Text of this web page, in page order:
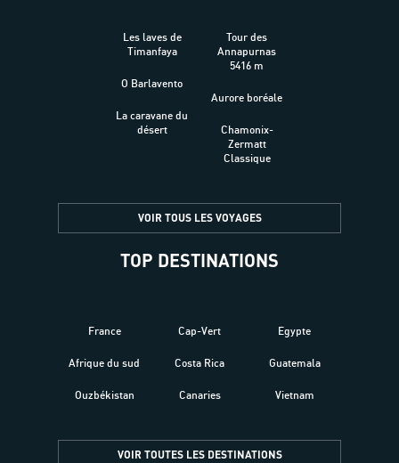
Les laves de
Timanfaya
O Barlavento
La caravane du
désert
Tour des
Annapurnas
5416 m
Aurore boréale
Chamonix-
Zermatt
Classique
VOIR TOUS LES VOYAGES
TOP DESTINATIONS
France
Afrique du sud
Ouzbékistan
Cap-Vert
Costa Rica
Canaries
Egypte
Guatemala
Vietnam
VOIR TOUTES LES DESTINATIONS